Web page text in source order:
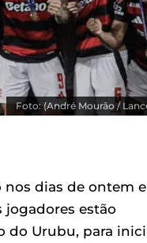
Foto: (André Mourão /
dias de ontem e
estão
do Urubu, para